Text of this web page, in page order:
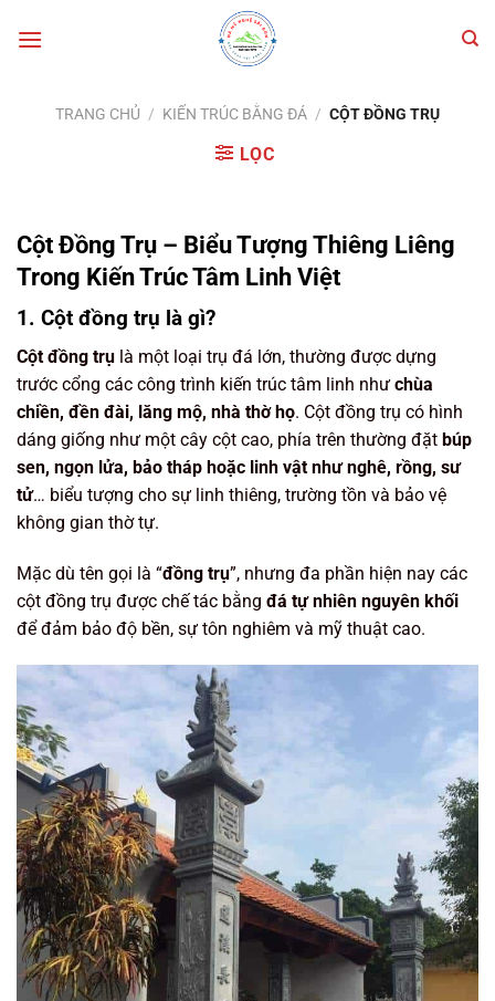
qua
TRANG CHỦ / KIẾN TRÚC BẰNG ĐÁ / CỘT ĐỒNG TRỤ
LỌC
Cột Đồng Trụ – Biểu Tượng Thiêng Liêng
Trong Kiến Trúc Tâm Linh Việt
1. Cột đồng trụ là gì?
Cột đồng trụ là một loại trụ đá lớn, thường được dựng
trước cổng các công trình kiến trúc tâm linh như chùa
chiền, đền đài, lăng mộ, nhà thờ họ. Cột đồng trụ có hình
dáng giống như một cây cột cao, phía trên thường đặt búp
sen, ngọn lửa, bảo tháp hoặc linh vật như nghê, rồng, sư
tử… biểu tượng cho sự linh thiêng, trường tồn và bảo vệ
không gian thờ tự.
Mặc dù tên gọi là “đồng trụ”, nhưng đa phần hiện nay các
cột đồng trụ được chế tác bằng đá tự nhiên nguyên khối
để đảm bảo độ bền, sự tôn nghiêm và mỹ thuật cao.